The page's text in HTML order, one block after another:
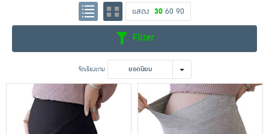
ขนมขบเคี้ยว และช็อคโกแลต
อาหารสด ผัก ผลไม้และเบเกอรี่
แสดง 30 60 90
Filter
จัดเรียงตาม ยอดนิยม